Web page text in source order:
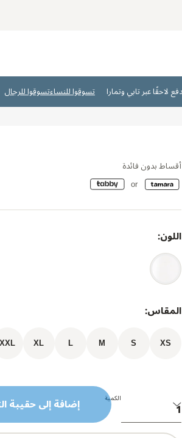
تسوقوا للنساءتسوقوا للرجال
أقساط بدون فائدة
اللون:
المقاس:
XS
S
M
L
XL
XXL
الكمية إضافة إلى حقيبة